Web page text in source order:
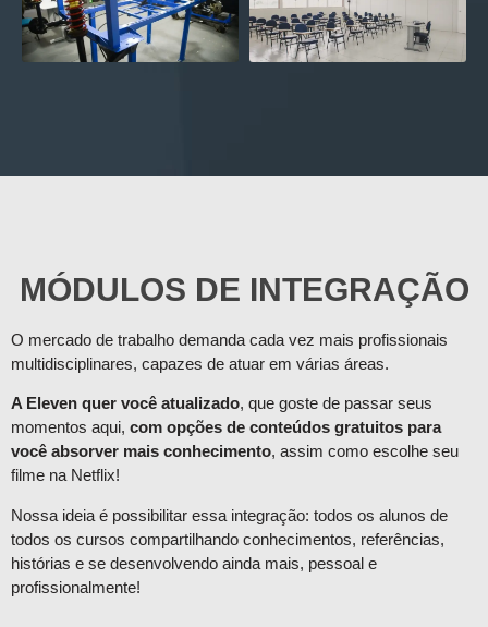
MÓDULOS DE INTEGRAÇÃO
O mercado de trabalho demanda cada vez mais profissionais
multidisciplinares, capazes de atuar em várias áreas.
A Eleven quer você atualizado, que goste de passar seus
momentos aqui, com opções de conteúdos gratuitos para
você absorver mais conhecimento, assim como escolhe seu
filme na Netflix!
Nossa ideia é possibilitar essa integração: todos os alunos de
todos os cursos compartilhando conhecimentos, referências,
histórias e se desenvolvendo ainda mais, pessoal e
profissionalmente!